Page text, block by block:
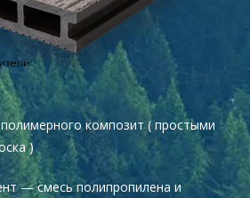
композит ( простыми
)
— смесь полипропилена и